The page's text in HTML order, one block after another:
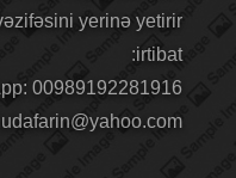
yerinə yetirir.
irtibat:
00989192281916